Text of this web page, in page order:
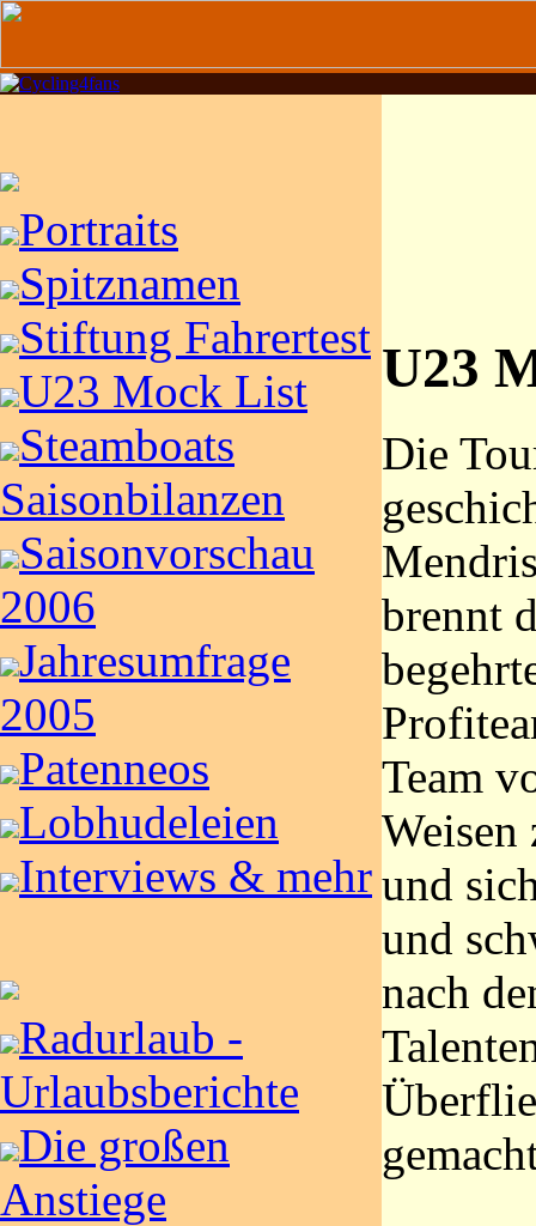
Portraits
Spitznamen
Stiftung Fahrertest
U23 Mock List
Steamboats
Saisonbilanzen
Saisonvorschau
2006
Jahresumfrage
2005
Patenneos
Lobhudeleien
Interviews & mehr
Radurlaub -
Urlaubsberichte
Die großen
Anstiege
U23
Die
brennt
Team
Weisen
und
und
nach